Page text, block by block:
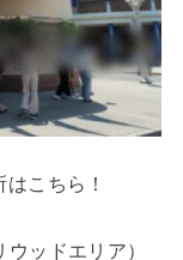
こちら！
ッドエリア）